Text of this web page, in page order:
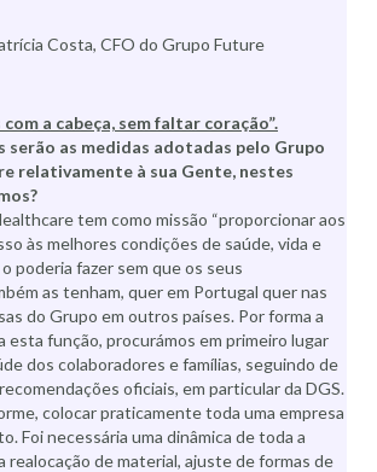
a cabeça, sem faltar coração”.
serão as medidas adotadas pelo Grupo
relativamente à sua Gente, nestes
tem como missão “proporcionar aos
às melhores condições de saúde, vida e
poderia fazer sem que os seus
as tenham, quer em Portugal quer nas
do Grupo em outros países. Por forma a
esta função, procurámos em primeiro lugar
dos colaboradores e famílias, seguindo de
oficiais, em particular da DGS.
colocar praticamente toda uma empresa
Foi necessária uma dinâmica de toda a
realocação de material, ajuste de formas de